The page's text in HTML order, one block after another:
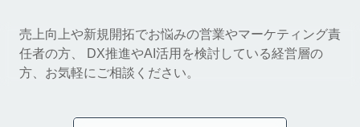
売上向上や新規開拓でお悩みの営業やマーケティング責
任者の方、 DX推進やAI活用を検討している経営層の
方、お気軽にご相談ください。